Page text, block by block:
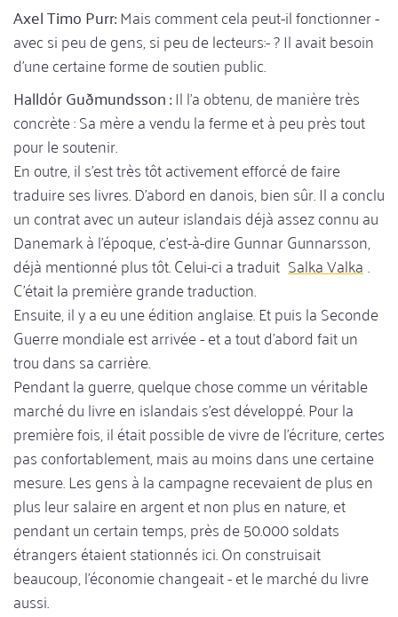
Axel Timo Purr:Mais comment cela peut-il fonctionner -
avec si peu de gens, si peu de lecteurs:- ? Il avait besoin
d'une certaine forme de soutien public.
Halldór Guðmundsson :Il l'a obtenu, de manière très
concrète : Sa mère a vendu la ferme et à peu près tout
pour le soutenir.
En outre, il s'est très tôt activement efforcé de faire
traduire ses livres. D'abord en danois, bien sûr. Il a conclu
un contrat avec un auteur islandais déjà assez connu au
Danemark à l'époque, c'est-à-dire Gunnar Gunnarsson,
déjà mentionné plus tôt. Celui-ci a traduit Salka Valka.
C'était la première grande traduction.
Ensuite, il y a eu une édition anglaise. Et puis la Seconde
Guerre mondiale est arrivée - et a tout d'abord fait un
trou dans sa carrière.
Pendant la guerre, quelque chose comme un véritable
marché du livre en islandais s'est développé. Pour la
première fois, il était possible de vivre de l'écriture, certes
pas confortablement, mais au moins dans une certaine
mesure. Les gens à la campagne recevaient de plus en
plus leur salaire en argent et non plus en nature, et
pendant un certain temps, près de 50.000 soldats
étrangers étaient stationnés ici. On construisait
beaucoup, l'économie changeait - et le marché du livre
aussi.